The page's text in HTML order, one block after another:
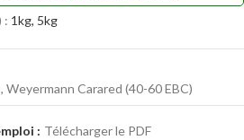
: 1kg, 5kg
Weyermann Carared (40-60 EBC)
: Télécharger le PDF